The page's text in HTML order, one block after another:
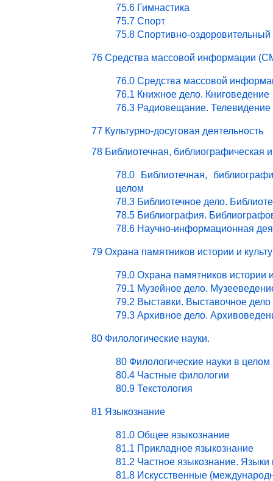
75.6 Гимнастика
75.7 Спорт
75.8 Спортивно-
76 Средства массовой информации
76.0 Средства массовой
76.1 Книжное дело. Книговедение
76.3 Радиовещание. Телевидение
77 Культурно-досуговая деятельность
78 Библиотечная, библиографическая
78.0 Библиотечная,
целом
78.3 Библиотечное дело.
78.5 Библиография.
78.6 Научно-информационная
79 Охрана памятников истории и
79.0 Охрана памятников истории
79.1 Музейное дело.
79.2 Выставки. Выставочное дело
79.3 Архивное дело.
80 Филологические науки.
80 Филологические науки в целом
80.4 Частные филологии
80.9 Текстология
81 Языкознание
81.0 Общее языкознание
81.1 Прикладное языкознание
81.2 Частное языкознание. Языки
81.8 Искусственные